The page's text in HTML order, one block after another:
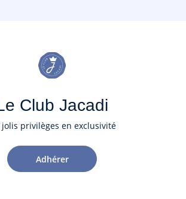
Club Jacadi
jolis privilèges en exclusivité
Adhérer